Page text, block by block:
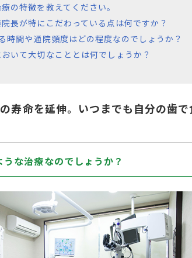
の特徴を教えてください。
長が特にこだわっている点は何ですか？
時間や通院頻度はどの程度なのでしょうか？
いて大切なこととは何でしょうか？
寿命を延伸。いつまでも自分の歯
な治療なのでしょうか？